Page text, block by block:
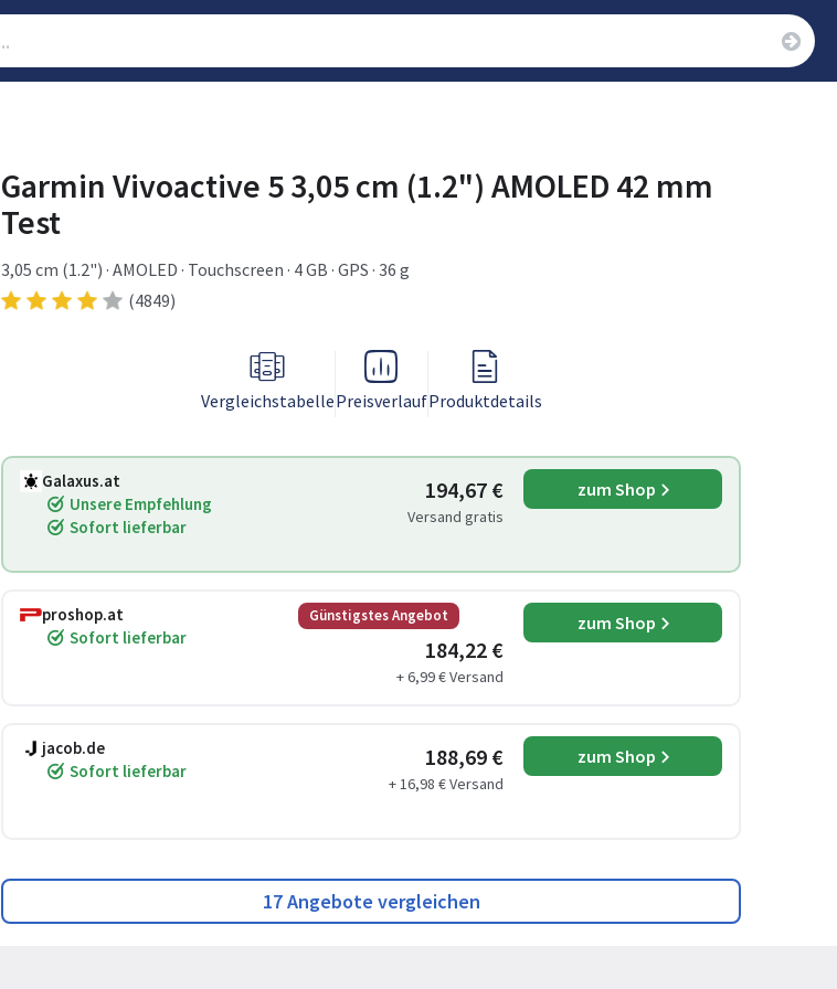
Garmin Vivoactive 5 3,05 cm (1.2") AMOLED 42 mm
Test
3,05 cm (1.2") · AMOLED · Touchscreen · 4 GB · GPS · 36 g
(4849)
VergleichstabellePreisverlaufProduktdetails
Galaxus.at
Unsere Empfehlung
Sofort lieferbar
194,67 €
Versand gratis
zum Shop
proshop.at
Sofort lieferbar
Günstigstes Angebot
184,22 €
+ 6,99 € Versand
zum Shop
jacob.de
Sofort lieferbar
188,69 €
+ 16,98 € Versand
zum Shop
17 Angebote vergleichen